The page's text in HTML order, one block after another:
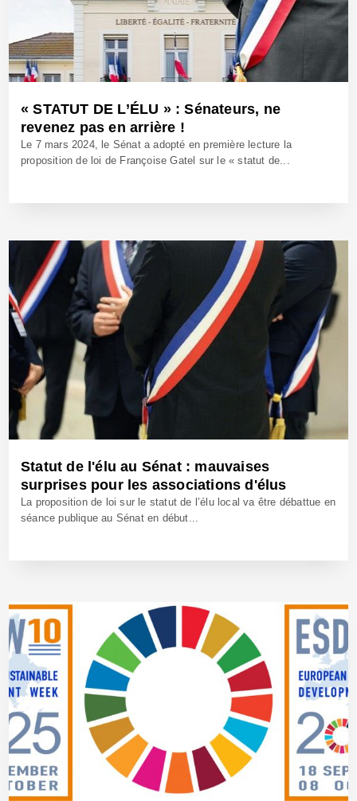
« STATUT DE L’ÉLU » : Sénateurs, ne
revenez pas en arrière !
Le 7 mars 2024, le Sénat a adopté en première lecture la
proposition de loi de Françoise Gatel sur le « statut de...
20 Oct 2025 - Réf: BW42819
Statut de l'élu au Sénat : mauvaises
surprises pour les associations d'élus
La proposition de loi sur le statut de l’élu local va être débattue en
séance publique au Sénat en début...
17 Oct 2025 - Réf: BW42817